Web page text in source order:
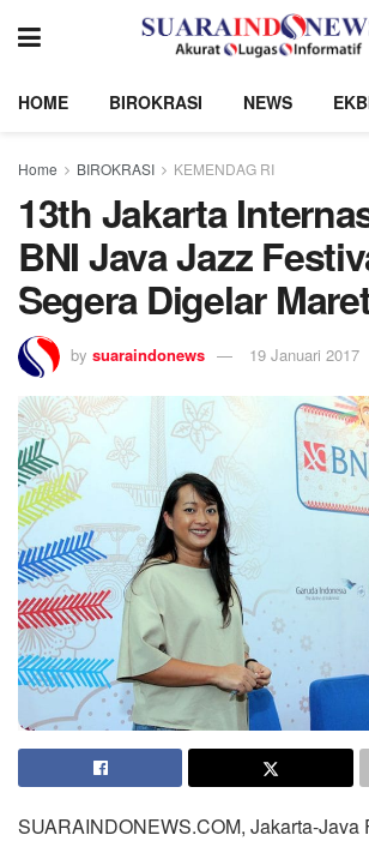
HOME BIROKRASI NEWS
Home BIROKRASI KEMENDAG RI
13th Jakarta
BNI Java Jazz
Segera Digelar
by suaraindonews 19 Januari 2017
SUARAINDONEWS.COM, Jakarta-Java